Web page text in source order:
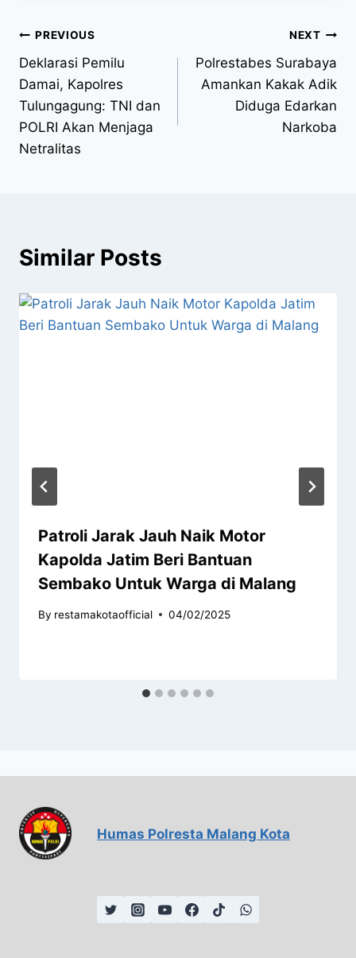
PREVIOUS
Deklarasi Pemilu
Damai, Kapolres
Tulungagung: TNI dan
POLRI Akan Menjaga
Netralitas
NEXT
Polrestabes Surabaya
Amankan Kakak Adik
Diduga Edarkan
Narkoba
Similar Posts
Patroli Jarak Jauh Naik Motor
Kapolda Jatim Beri Bantuan
Sembako Untuk Warga di Malang
By restamakotaofficial 04/02/2025
Humas Polresta Malang Kota